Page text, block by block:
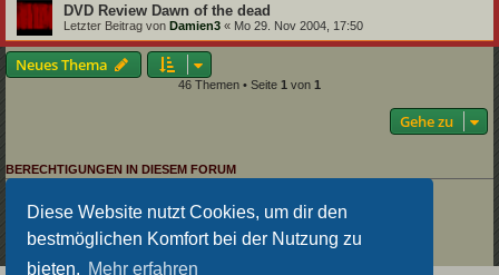
Diese Website nutzt Cookies, um dir den
bestmöglichen Komfort bei der Nutzung zu
bieten. Mehr erfahren
DVD Review Dawn of the dead
Letzter Beitrag von Damien3 « Mo 29. Nov 2004, 17:50
Neues Thema
46 Themen • Seite 1 von 1
Gehe zu
BERECHTIGUNGEN IN DIESEM FORUM
Du darfstkeineAntworten zu Themen in diesem Forum erstellen.
Du darfst deine Beiträge in diesem Forumnicht ändern.
Du darfst deine Beiträge in diesem Forumnichtlöschen.
keineDateianhänge in diesem Forum erstellen.